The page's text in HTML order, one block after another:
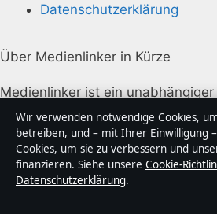
Datenschutzerklärung
Über Medienlinker in Kürze
Medienlinker ist ein
Nachrichtenanbieter mit Fokus
Technik und Gesellschaft in
trägt eine Byline, wird von einem
und vor der Veröffentlichung
Wir verwenden notwendige Cookies,
betreiben, und – mit Ihrer Einwilligung
Cookies, um sie zu verbessern und
finanzieren. Siehe unsere Cookie-
Datenschutzerklärung.